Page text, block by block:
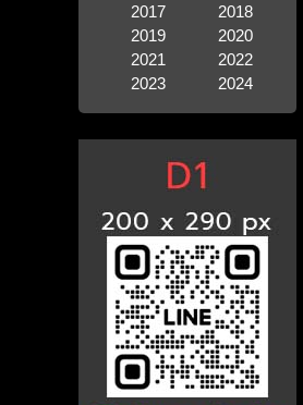
2017
2018
2019
2020
2021
2022
2023
2024